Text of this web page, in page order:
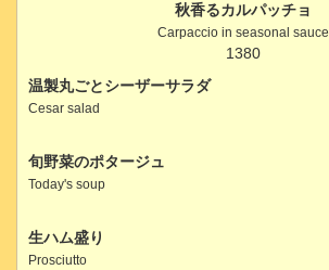
秋香るカルパッチョ
Carpaccio in seasonal sauce
1380
温製丸ごとシーザーサラダ
Cesar salad
旬野菜のポタージュ
Today's soup
生ハム盛り
Prosciutto